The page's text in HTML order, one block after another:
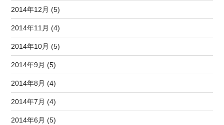
2014年12月 (5)
2014年11月 (4)
2014年10月 (5)
2014年9月 (5)
2014年8月 (4)
2014年7月 (4)
2014年6月 (5)